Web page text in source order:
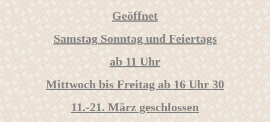
Geöffnet
Samstag Sonntag und Feiertags
ab 11 Uhr
Mittwoch bis Freitag ab 16 Uhr 30
11.-21. März geschlossen